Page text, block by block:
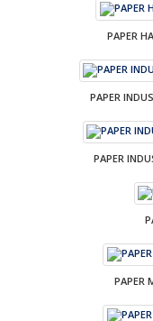
PAPER
PAPER
PAPER
PAPER